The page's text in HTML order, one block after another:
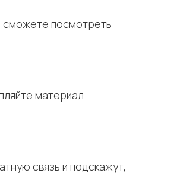
сможете посмотреть
материал
связь и подскажут,